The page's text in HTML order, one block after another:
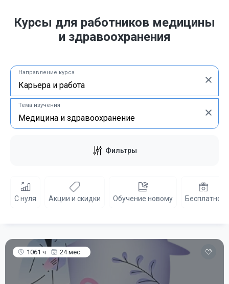
Курсы для работников медицины
и здравоохранения
Направление курса
Тема изучения
Фильтры
С нуля Акции и скидки Обучение новому Бесплатно
1061 ч 24 мес